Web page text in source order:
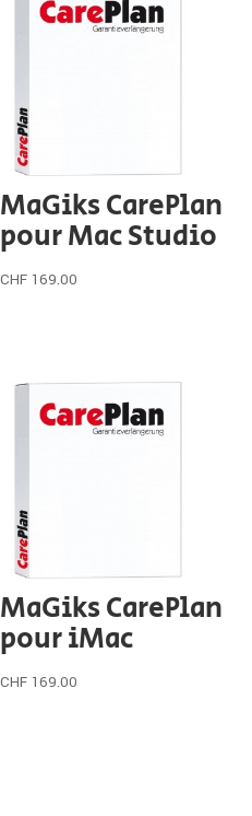
MaGiks CarePlan
pour Mac Studio
CHF 169.00
MaGiks CarePlan
pour iMac
CHF 169.00